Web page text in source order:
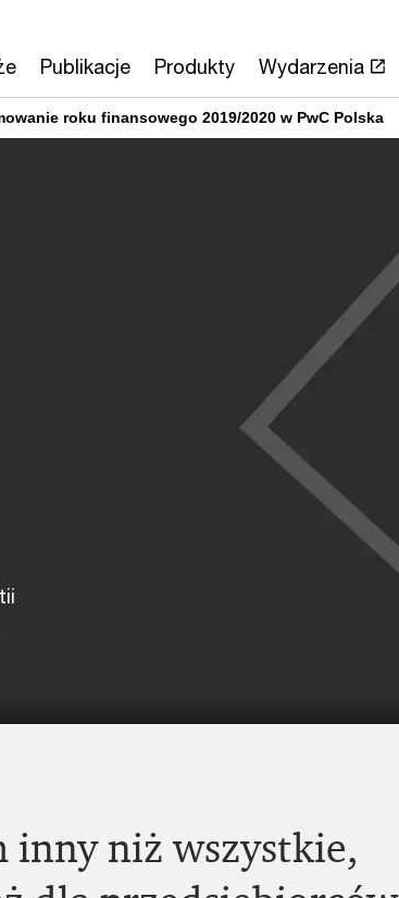
Publikacje Produkty Wydarzenia
roku finansowego 2019/2020 w PwC Polska
inny niż wszystkie,